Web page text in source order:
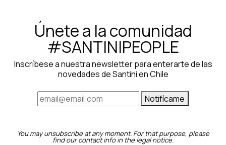
Únete a la comunidad
#SANTINIPEOPLE
Inscríbese a nuestra newsletter para enterarte de las
novedades de Santini en Chile
Notifícame
You may unsubscribe at any moment. For that purpose, please
find our contact info in the legal notice.